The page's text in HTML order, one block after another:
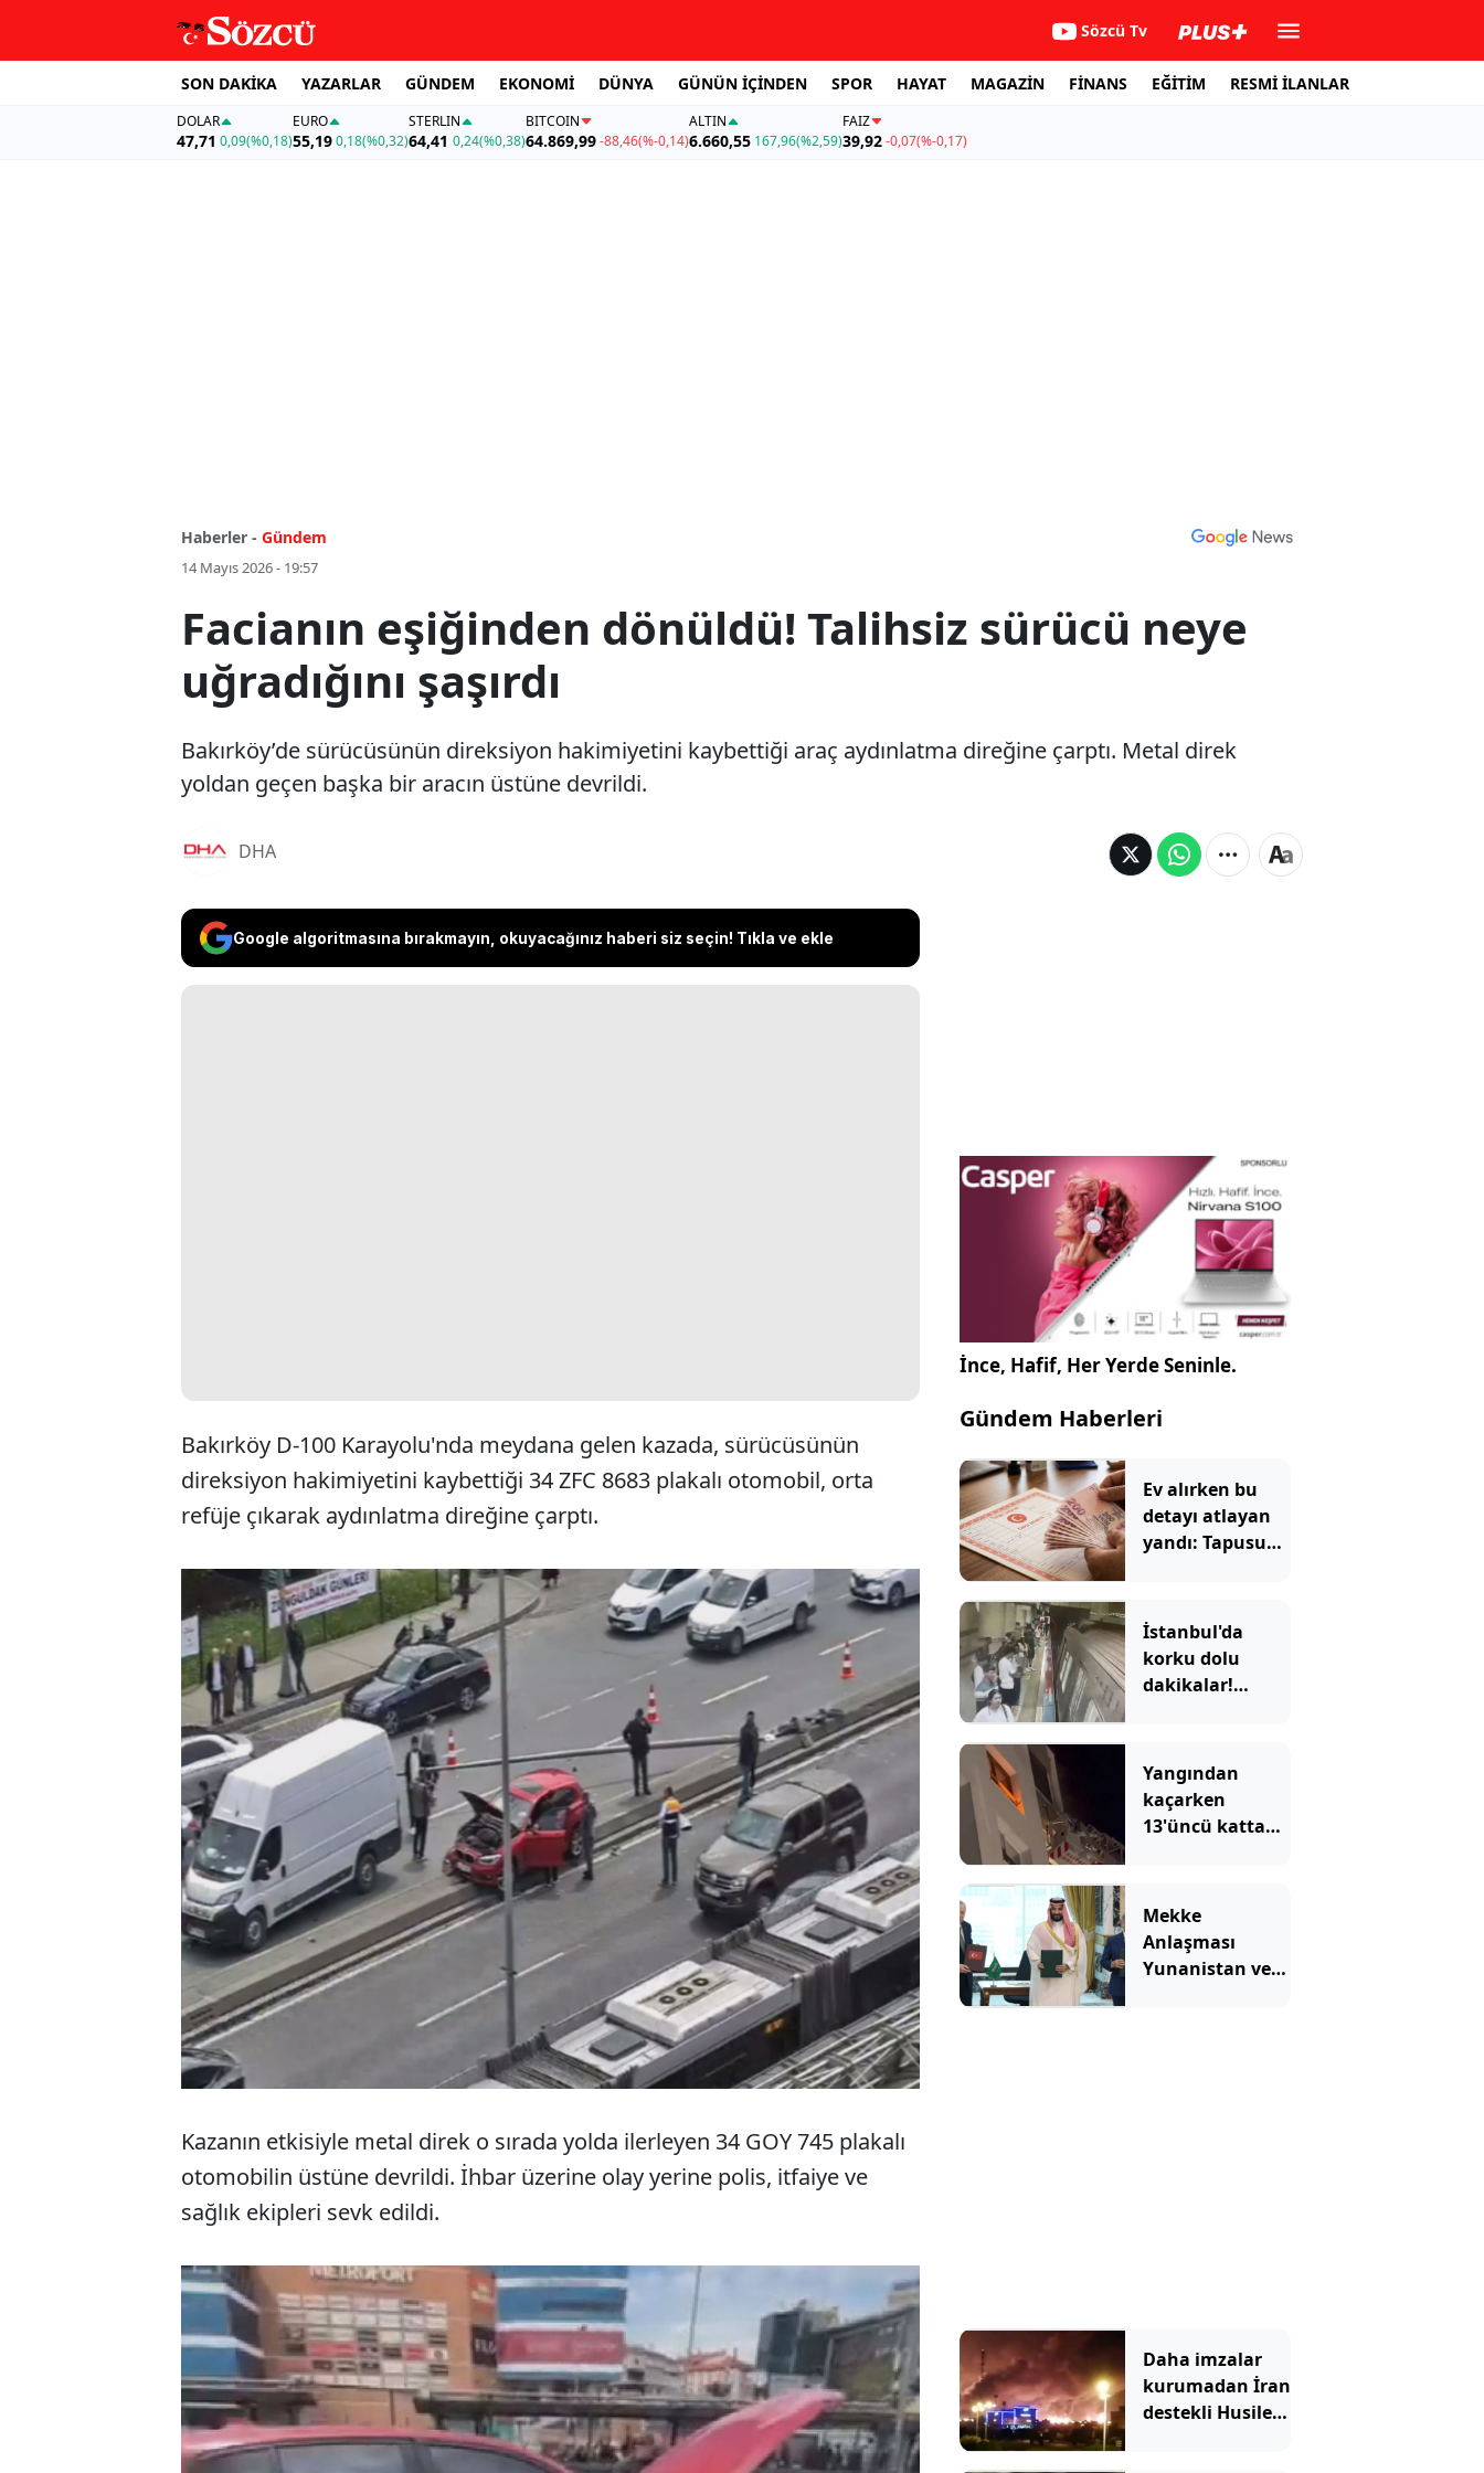
Sözcü Tv
SON DAKİKA YAZARLAR GÜNDEM EKONOMİ DÜNYA GÜNÜN İÇİNDEN SPOR HAYAT MAGAZİN FİNANS EĞİTİM RESMİ İLANLAR
DOLAR
47,71 0,09(%0,18)
EURO
55,19 0,18(%0,32)
STERLIN
64,41 0,24(%0,38)
BITCOIN
64.869,99-88,46(%-0,14)
ALTIN
6.660,55 167,96(%2,59)
FAİZ
39,92-0,07(%-0,17)
Haberler - Gündem
14 Mayıs 2026 - 19:57
Facianın eşiğinden dönüldü! Talihsiz sürücü neye
uğradığını şaşırdı
Bakırköy’de sürücüsünün direksiyon hakimiyetini kaybettiği araç aydınlatma direğine çarptı. Metal direk
yoldan geçen başka bir aracın üstüne devrildi.
DHA
Google algoritmasına bırakmayın, okuyacağınız haberi siz seçin! Tıkla ve ekle
Bakırköy D-100 Karayolu'nda meydana gelen kazada, sürücüsünün
direksiyon hakimiyetini kaybettiği 34 ZFC 8683 plakalı otomobil, orta
refüje çıkarak aydınlatma direğine çarptı.
Kazanın etkisiyle metal direk o sırada yolda ilerleyen 34 GOY 745 plakalı
otomobilin üstüne devrildi. İhbar üzerine olay yerine polis, itfaiye ve
sağlık ekipleri sevk edildi.
İnce, Hafif, Her Yerde Seninle.
Gündem Haberleri
Ev alırken bu
detayı atlayan
yandı: Tapusunu
İstanbul'da
korku dolu
dakikalar!
düştüğü anlar
ortaya çıktı
Yangından
kaçarken
13'üncü kattan
Mekke
Anlaşması
Yunanistan ve
Daha imzalar
kurumadan İran
destekli Husiler,